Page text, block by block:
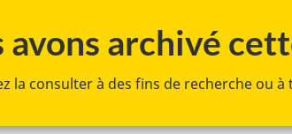
avons archivé
la consulter à des fins de recherche ou